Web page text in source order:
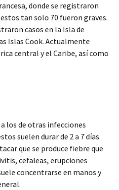
donde se registraron
tan solo 70 fueron graves.
casos en la Isla de
Islas Cook. Actualmente
central y el Caribe, así como
los de otras infecciones
suelen durar de 2 a 7 días.
que se produce fiebre que
cefaleas, erupciones
concentrarse en manos y